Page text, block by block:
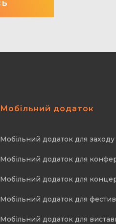
Мобільний додаток
Мобільний додаток для заходу
Мобільний додаток для
Мобільний додаток для
Мобільний додаток для
Мобільний додаток для